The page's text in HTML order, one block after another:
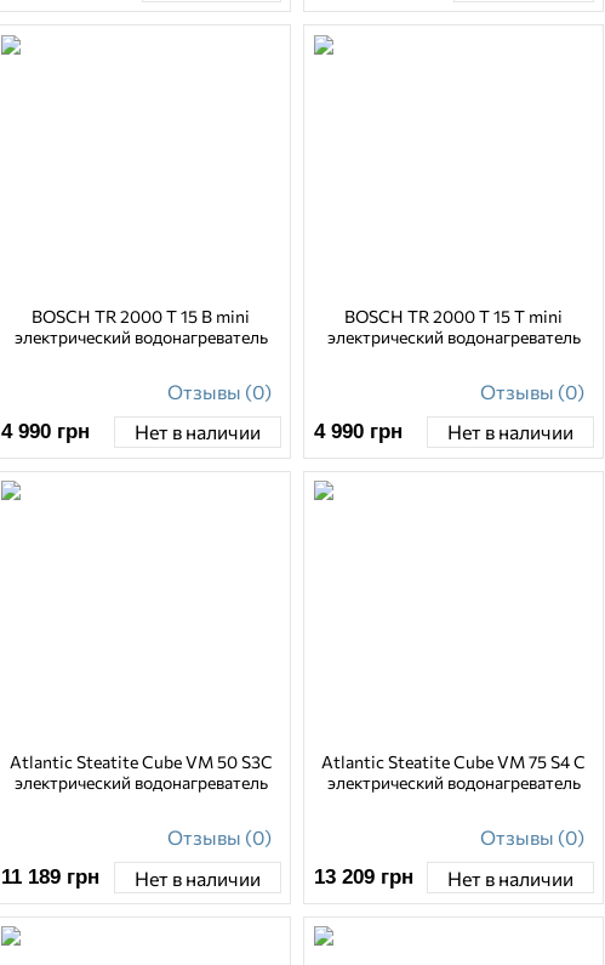
BOSCH TR 2000 T 15 B mini
электрический водонагреватель
Отзывы (0)
4 990 грн Нет в наличии
BOSCH TR 2000 T 15 T mini
электрический водонагреватель
Отзывы (0)
4 990 грн Нет в наличии
Atlantic Steatite Cube VM 50 S3C
электрический водонагреватель
Отзывы (0)
11 189 грн Нет в наличии
Atlantic Steatite Cube VM 75 S4 C
электрический водонагреватель
Отзывы (0)
13 209 грн Нет в наличии